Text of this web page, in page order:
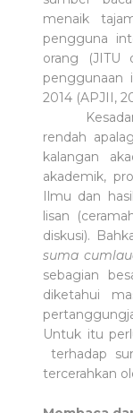
menaik
pengguna
orang (JITU
penggunaan
2014 (APJII,
rendah
kalangan
akademik,
Ilmu dan
lisan
diskusi).
suma
sebagian
diketahui
Untuk itu
terhadap
tercerahkan